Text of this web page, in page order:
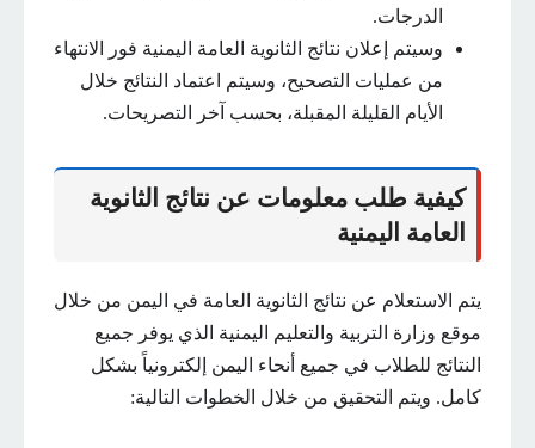
الدرجات.
وسيتم إعلان نتائج الثانوية العامة اليمنية فور الانتهاء
من عمليات التصحيح، وسيتم اعتماد النتائج خلال
الأيام القليلة المقبلة، بحسب آخر التصريحات.
كيفية طلب معلومات عن نتائج الثانوية
العامة اليمنية
يتم الاستعلام عن نتائج الثانوية العامة في اليمن من خلال
موقع وزارة التربية والتعليم اليمنية الذي يوفر جميع
النتائج للطلاب في جميع أنحاء اليمن إلكترونياً بشكل
كامل. ويتم التحقيق من خلال الخطوات التالية: